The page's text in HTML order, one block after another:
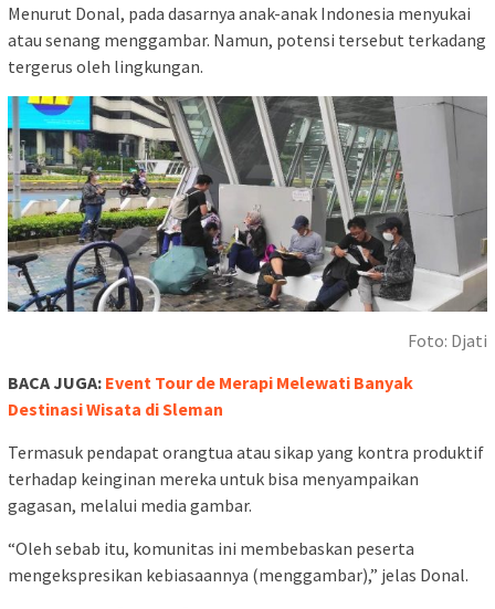
Menurut Donal, pada dasarnya anak-anak Indonesia menyukai
atau senang menggambar. Namun, potensi tersebut terkadang
tergerus oleh lingkungan.
Foto: Djati
BACA JUGA: Event Tour de Merapi Melewati Banyak
Destinasi Wisata di Sleman
Termasuk pendapat orangtua atau sikap yang kontra produktif
terhadap keinginan mereka untuk bisa menyampaikan
gagasan, melalui media gambar.
“Oleh sebab itu, komunitas ini membebaskan peserta
mengekspresikan kebiasaannya (menggambar),” jelas Donal.